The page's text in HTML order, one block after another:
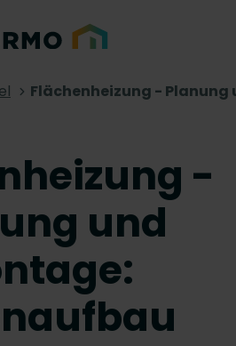
Flächenheizung -
-
und